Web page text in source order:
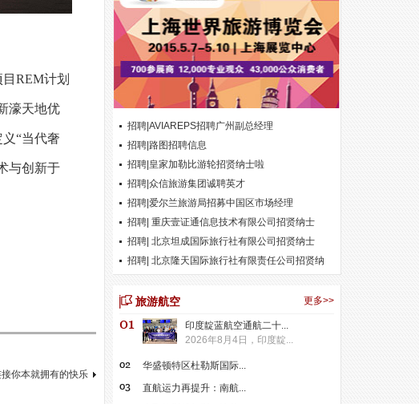
REM计划
濠天地优
“当代奢
与创新于
你本就拥有的快乐
招聘|AVIAREPS招聘广州副总经理
招聘|路图招聘信息
招聘|皇家加勒比游轮招贤纳士啦
招聘|众信旅游集团诚聘英才
招聘|爱尔兰旅游局招募中国区市场经理
招聘| 重庆壹证通信息技术有限公司招贤纳士
招聘| 北京坦成国际旅行社有限公司招贤纳士
招聘| 北京隆天国际旅行社有限责任公司招贤纳
更多>>
旅游航空
印度靛蓝航空通航二十...
2026年8月4日，印度靛...
华盛顿特区杜勒斯国际...
直航运力再提升：南航...